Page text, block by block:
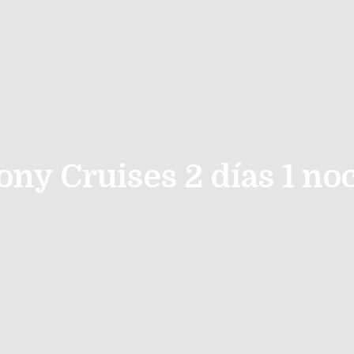
Cruises 2 días 1